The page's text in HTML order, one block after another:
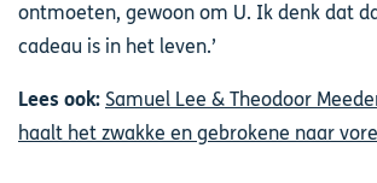
ontmoeten, gewoon om U. Ik denk dat
cadeau is in het leven.’
Lees ook: Samuel Lee & Theodoor
haalt het zwakke en gebrokene naar